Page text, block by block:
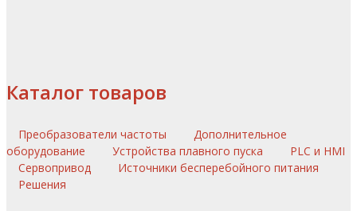
Каталог товаров
Преобразователи частоты
Дополнительное
оборудование
Устройства плавного пуска
PLC и HMI
Сервопривод
Источники бесперебойного питания
Решения